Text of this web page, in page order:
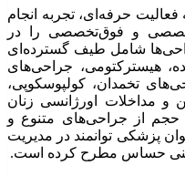
حرفه‌ای، تجربه انجام
و فوق‌تخصصی را در
شامل طیف گسترده‌ای
هیسترکتومی، جراحی‌های
تخمدان، کولپوسکوپی،
و مداخلات اورژانسی زنان
حجم از جراحی‌های متنوع و
پزشکی توانمند در مدیریت
حساس مطرح کرده است.